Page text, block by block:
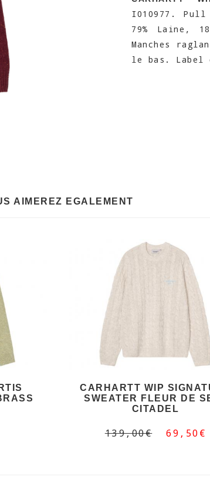
I010977.
79% Laine,
Manches
le bas. Label
AIMEREZ EGALEMENT
CARHARTT WIP
SWEATER FLEUR DE
CITADEL
139,00€ 69,50€